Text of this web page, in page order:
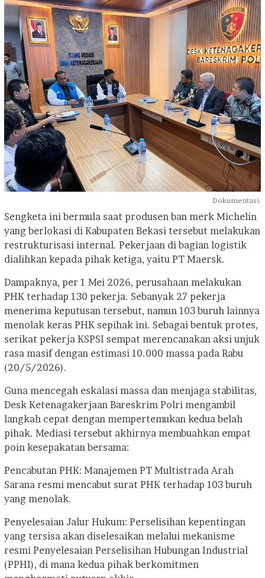
Dokumentasi.
Sengketa ini bermula saat produsen ban merk Michelin
yang berlokasi di Kabupaten Bekasi tersebut melakukan
restrukturisasi internal. Pekerjaan di bagian logistik
dialihkan kepada pihak ketiga, yaitu PT Maersk.
Dampaknya, per 1 Mei 2026, perusahaan melakukan
PHK terhadap 130 pekerja. Sebanyak 27 pekerja
menerima keputusan tersebut, namun 103 buruh lainnya
menolak keras PHK sepihak ini. Sebagai bentuk protes,
serikat pekerja KSPSI sempat merencanakan aksi unjuk
rasa masif dengan estimasi 10.000 massa pada Rabu
(20/5/2026).
Guna mencegah eskalasi massa dan menjaga stabilitas,
Desk Ketenagakerjaan Bareskrim Polri mengambil
langkah cepat dengan mempertemukan kedua belah
pihak. Mediasi tersebut akhirnya membuahkan empat
poin kesepakatan bersama:
Pencabutan PHK: Manajemen PT Multistrada Arah
Sarana resmi mencabut surat PHK terhadap 103 buruh
yang menolak.
Penyelesaian Jalur Hukum: Perselisihan kepentingan
yang tersisa akan diselesaikan melalui mekanisme
resmi Penyelesaian Perselisihan Hubungan Industrial
(PPHI), di mana kedua pihak berkomitmen